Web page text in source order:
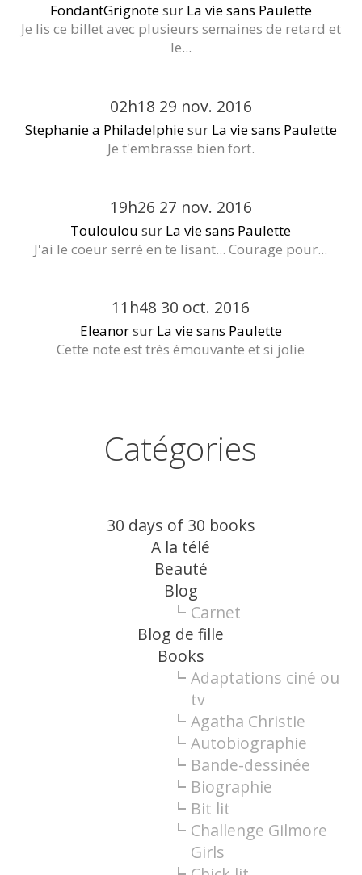
FondantGrignotesur La vie sans Paulette
Je lis ce billet avec plusieurs semaines de retard et
le...
02h18 29 nov. 2016
Stephanie a Philadelphiesur La vie sans Paulette
Je t'embrasse bien fort.
19h26 27 nov. 2016
Touloulou sur La vie sans Paulette
J'ai le coeur serré en te lisant... Courage pour...
11h48 30 oct. 2016
Eleanorsur La vie sans Paulette
Cette note est très émouvante et si jolie
Catégories
30 days of 30 books
A la télé
Beauté
Blog
Carnet
Blog de fille
Books
Adaptations ciné ou
tv
Agatha Christie
Autobiographie
Bande-dessinée
Biographie
Bit lit
Challenge Gilmore
Girls